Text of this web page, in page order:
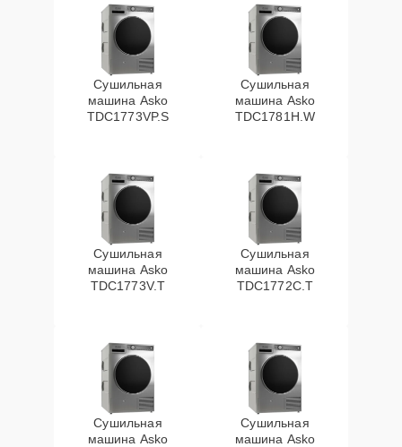
Сушильная
машина Asko
TDC1773VP.S
Сушильная
машина Asko
TDC1781H.W
Сушильная
машина Asko
TDC1773V.T
Сушильная
машина Asko
TDC1772C.T
Сушильная
машина Asko
Сушильная
машина Asko